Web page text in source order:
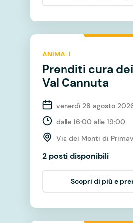
ANIMALI
Prenditi cura
Val Cannuta
venerdì 28 agosto
dalle 16:00 alle 19:00
Via dei Monti di
2 posti disponibili
Scopri di più e